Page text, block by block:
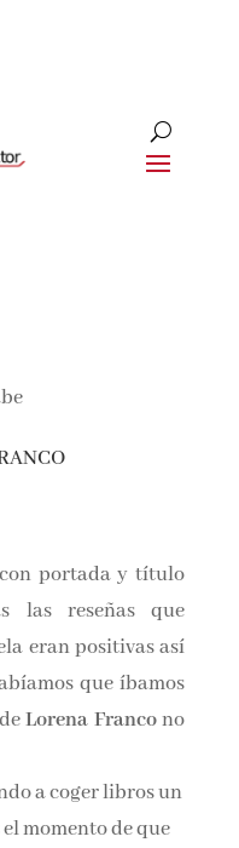
portada y título
las reseñas que
eran positivas
sabíamos que
sabedeLorena
a coger libros
es el momento de
amantes de la